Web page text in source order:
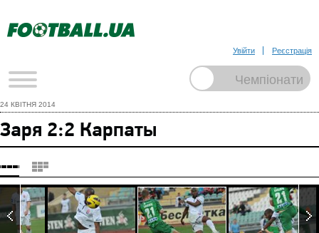
Увійти Реєстрація
24 КВІТНЯ 2014
Заря 2:2 Карпаты